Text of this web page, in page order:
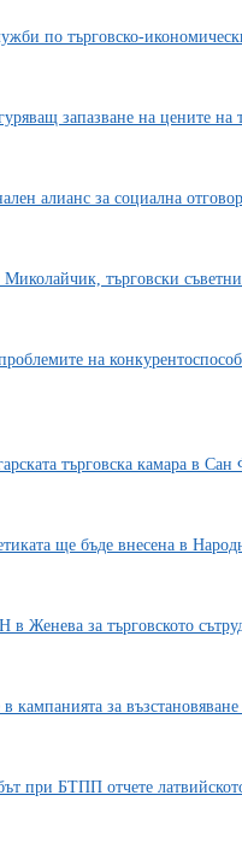
по търговско-
запазване на цените на
алианс за социална
търговски
на
търговска камара в Сан
ще бъде внесена в
Женева за търговското
кампанията за
при БТПП отчете